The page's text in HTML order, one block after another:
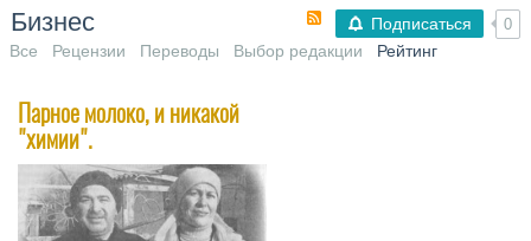
Подписаться 0
Бизнес
Все Рецензии Переводы Выбор редакции Рейтинг
Парное молоко, и никакой
"химии".